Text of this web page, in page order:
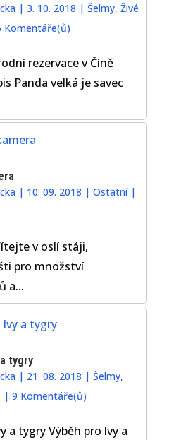
|3. 10. 2018 |Šelmy,Živé
Komentáře(ů)
rezervace v Číně
Panda velká je savec
| 10. 09. 2018 |Ostatní|
v oslí stáji,
pro množství
a...
tygry
| 21. 08. 2018 |Šelmy,
|9 Komentáře(ů)
a tygry Výběh pro lvy a